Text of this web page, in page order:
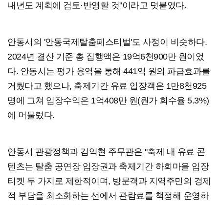
내년도 계획에 검토·반영할 것"이라고 덧붙였다.
안동시의 '안동국제탈춤페스티벌'도 사정이 비슷하다.
2024년 결산 기준 총 집행액은 19억6천900만 원이었
다. 안동시는 평가 용역을 통해 441억 원의 파급효과를
거뒀다고 했으나, 축제기간 유료 입장객은 1만8천925
명에 그쳐 입장수익은 1억408만 원(원가 회수율 5.3%)
에 머물렀다.
안동시 관광정책과 김익현 주무관은 "축제 내 유료 콘
텐츠는 탈춤 공연장 입장권과 축제기간 하회마을 입장
티켓 두 가지로 제한적이며, 방문객과 지역주민의 경제
적 부담을 최소화하는 선에서 관람료를 책정해 운영하